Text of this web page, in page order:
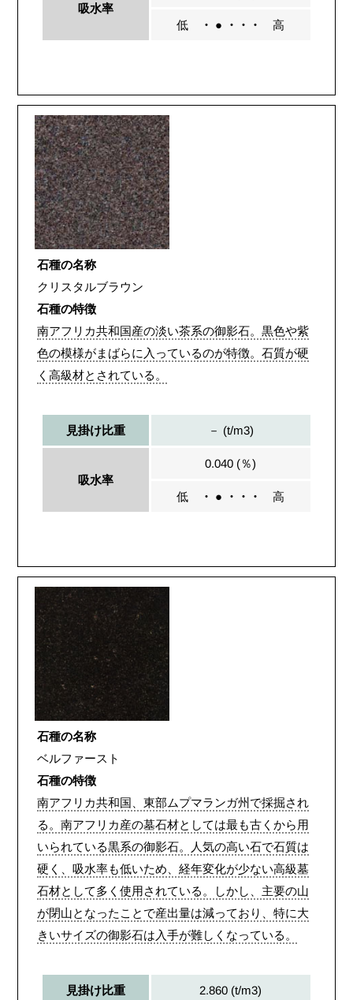
吸水率
低 ・ ● ・・・ 高
石種の名称
クリスタルブラウン
石種の特徴
南アフリカ共和国産の淡い茶系の御影石。黒色や紫
色の模様がまばらに入っているのが特徴。石質が硬
く高級材とされている。
見掛け比重 － (t/m3)
吸水率
0.040 (％)
低 ・ ● ・・・ 高
石種の名称
ベルファースト
石種の特徴
南アフリカ共和国、東部ムプマランガ州で採掘され
る。南アフリカ産の墓石材としては最も古くから用
いられている黒系の御影石。人気の高い石で石質は
硬く、吸水率も低いため、経年変化が少ない高級墓
石材として多く使用されている。しかし、主要の山
が閉山となったことで産出量は減っており、特に大
きいサイズの御影石は入手が難しくなっている。
見掛け比重 2.860 (t/m3)